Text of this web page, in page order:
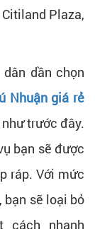
Plaza,
dần chọn
Nhuận giá rẻ
trước đây.
bạn sẽ được
ráp. Với mức
bạn sẽ loại bỏ
cách nhanh